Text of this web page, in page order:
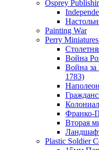
Osprey
Painting War
Perry Miniatures
Война
Война за
1783)
Франко-
Вторая
Plastic Soldier